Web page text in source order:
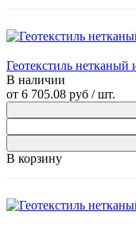
Геотекстиль
В наличии
от 6 705.08 руб / шт.
В корзину